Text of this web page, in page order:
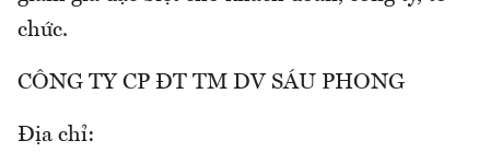
chức.
CÔNG TY CP ĐT TM DV SÁU PHONG
Địa chỉ: